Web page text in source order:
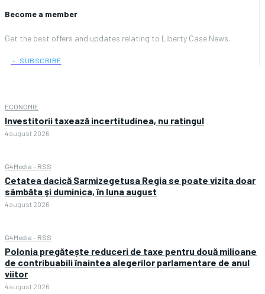
Become a member
Get the best offers and updates relating to Liberty Case News.
﹢ SUBSCRIBE
ECONOMIE
Investitorii taxează incertitudinea, nu ratingul
4 august 2026
G4Media - RSS
Cetatea dacică Sarmizegetusa Regia se poate vizita doar
sâmbăta şi duminica, în luna august
4 august 2026
G4Media - RSS
Polonia pregătește reduceri de taxe pentru două milioane
de contribuabili înaintea alegerilor parlamentare de anul
viitor
4 august 2026